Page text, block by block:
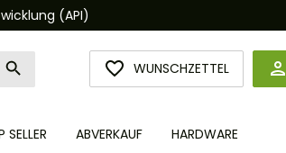
(API)
WUNSCHZETTELDU HAST
SELLER ABVERKAUF HARDWARE